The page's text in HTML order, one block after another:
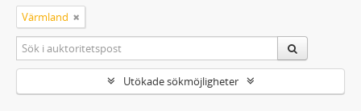
Värmland
Utökade sökmöjligheter